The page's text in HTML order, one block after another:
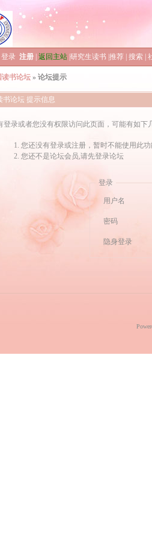
登录 注册 返回主站 研究生读书 推荐 搜索
读书论坛 » 论坛提示
书论坛 提示信息
登录或者您没有权限访问此页面，可能有如下
您还没有登录或注册，暂时不能使用此
您还不是论坛会员,请先登录论坛
登录
用户名
密码
隐身登录